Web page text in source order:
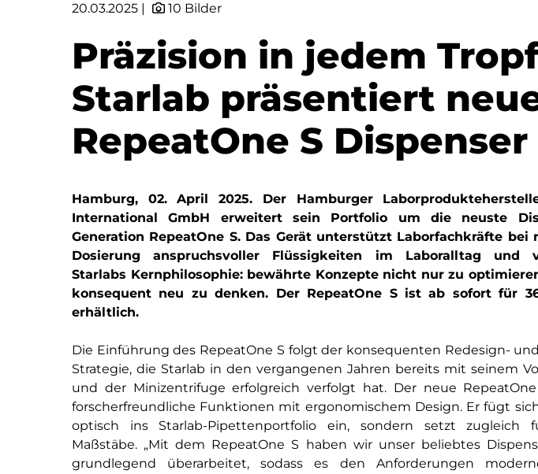
20.03.2025 | 10 Bilder
Präzision in jedem
Starlab präsentiert
RepeatOne S Dispenser
Hamburg, 02. April 2025. Der Hamburger
International GmbH erweitert sein Portfolio umdie neuste
Generation RepeatOne S. Das Gerät unterstützt Laborfachkräfte bei
Dosierung anspruchsvoller Flüssigkeiten im Laboralltag und
Starlabs Kernphilosophie: bewährte Konzepte nicht nur zu
konsequent neu zu denken. Der RepeatOne S ist ab sofortfür
erhältlich.
Die Einführung des RepeatOne S folgt der konsequenten Redesign-
Strategie, die Starlab in den vergangenen Jahren bereits mit seinem
und der Minizentrifuge erfolgreich verfolgt hat. Der neue
forscherfreundliche Funktionen mit ergonomischem Design. Er fügt
optisch ins Starlab-Pipettenportfolio ein, sondern setzt zugleich
Maßstäbe. „Mit dem RepeatOne S haben wir unser beliebtes
grundlegend überarbeitet, sodass es den Anforderungen